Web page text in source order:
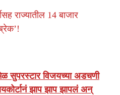
राज्यातील 14 बाजार
सुपरस्टार विजयच्या अडचणी
झाप झाप झापलं अन्